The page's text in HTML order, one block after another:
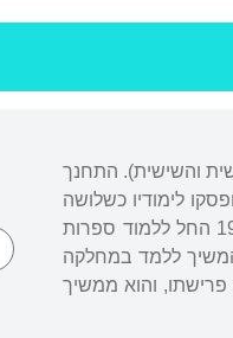
והשישית). התחנך
ב-1948, בעודו תלמיד כיתה י"ב, הופסקו לימודיו כשלושה
חודשים לפני הכרזת המדינה, והוא גויס להגנה ואחר כך לצה"ל, והשתחרר אחרי מלחמת השחרור בדרגת סרן. ב-1957 החל ללמוד ספרות
והמשיך ללמד במחלקה
לאחר פרישתו, והוא ממשיך